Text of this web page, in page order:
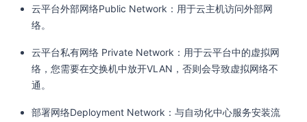
云平台外部网络Public Network：用于云主机访问外部网
络。
云平台私有网络 Private Network：用于云平台中的虚拟网
络，您需要在交换机中放开VLAN，否则会导致虚拟网络不
通。
部署网络Deployment Network：与自动化中心服务安装流